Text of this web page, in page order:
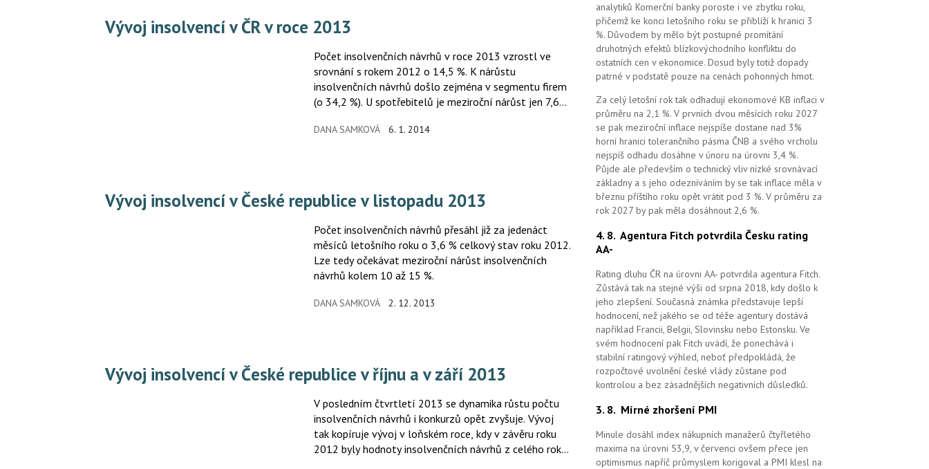
Vývoj insolvencí v ČR v roce 2013
Počet insolvenčních návrhů v roce 2013 vzrostl ve
srovnání s rokem 2012 o 14,5 %. K nárůstu
insolvenčních návrhů došlo zejména v segmentu firem
(o 34,2 %). U spotřebitelů je meziroční nárůst jen 7,6
DANA SAMKOVÁ 6. 1. 2014
Vývoj insolvencí v České republice v listopadu 2013
Počet insolvenčních návrhů přesáhl již za jedenáct
měsíců letošního roku o 3,6 % celkový stav roku 2012.
Lze tedy očekávat meziroční nárůst insolvenčních
návrhů kolem 10 až 15 %.
DANA SAMKOVÁ 2. 12. 2013
Vývoj insolvencí v České republice v říjnu a v září 2013
V posledním čtvrtletí 2013 se dynamika růstu počtu
insolvenčních návrhů i konkurzů opět zvyšuje. Vývoj
tak kopíruje vývoj v loňském roce, kdy v závěru roku
2012 byly hodnoty insolvenčních návrhů z celého roku
analytiků Komerční banky poroste i ve zbytku roku,
přičemž ke konci letošního roku se přiblíží k hranici 3
%. Důvodem by mělo být postupné promítání
druhotných efektů blízkovýchodního konfliktu do
ostatních cen v ekonomice. Dosud byly totiž dopady
patrné v podstatě pouze na cenách pohonných hmot.
Za celý letošní rok tak odhadují ekonomové KB inflaci v
průměru na 2,1 %. V prvních dvou měsících roku 2027
se pak meziroční inflace nejspíše dostane nad 3%
horní hranici tolerančního pásma ČNB a svého vrcholu
nejspíš odhadu dosáhne v únoru na úrovni 3,4 %.
Půjde ale především o technický vliv nízké srovnávací
základny a s jeho odezníváním by se tak inflace měla v
březnu příštího roku opět vrátit pod 3 %. V průměru za
rok 2027 by pak měla dosáhnout 2,6 %.
4. 8. Agentura Fitch potvrdila Česku rating
AA-
Rating dluhu ČR na úrovni AA- potvrdila agentura Fitch.
Zůstává tak na stejné výši od srpna 2018, kdy došlo k
jeho zlepšení. Současná známka představuje lepší
hodnocení, než jakého se od téže agentury dostává
například Francii, Belgii, Slovinsku nebo Estonsku. Ve
svém hodnocení pak Fitch uvádí, že ponechává i
stabilní ratingový výhled, neboť předpokládá, že
rozpočtové uvolnění české vlády zůstane pod
kontrolou a bez zásadnějších negativních důsledků.
3. 8. Mírné zhoršení PMI
Minule dosáhl index nákupních manažerů čtyřletého
maxima na úrovni 53,9, v červenci ovšem přece jen
optimismus napříč průmyslem korigoval a PMI klesl na